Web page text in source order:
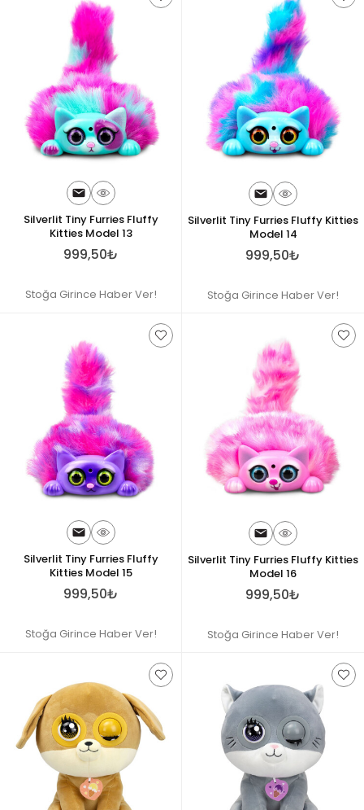
Silverlit Tiny Furries Fluffy
Kitties Model 13
999,50₺
Stoğa Girince Haber Ver!
Silverlit Tiny Furries Fluffy Kitties
Model 14
999,50₺
Stoğa Girince Haber Ver!
Silverlit Tiny Furries Fluffy
Kitties Model 15
999,50₺
Stoğa Girince Haber Ver!
Silverlit Tiny Furries Fluffy Kitties
Model 16
999,50₺
Stoğa Girince Haber Ver!